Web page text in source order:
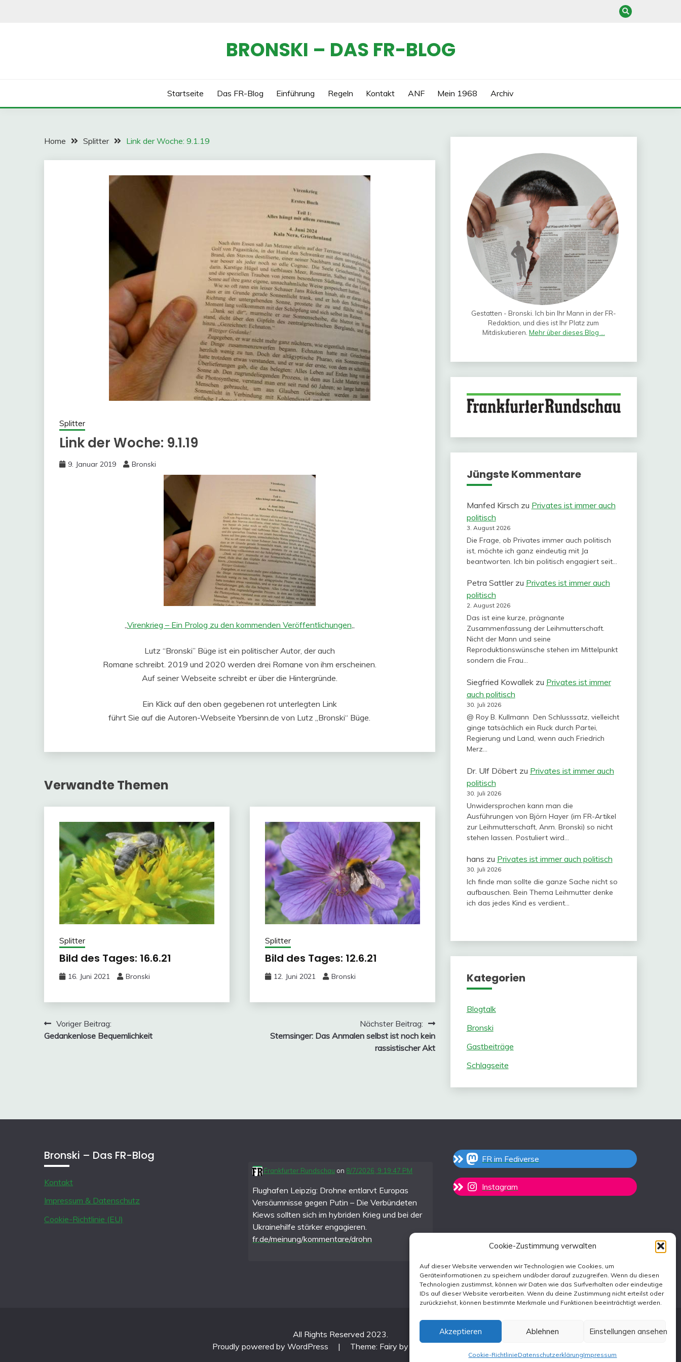
Cookie-Zustimmung verwalten
Auf dieser Website verwenden wir Technologien wie Cookies, um
Geräteinformationen zu speichern und/oder darauf zuzugreifen. Wenn du diesen
Technologien zustimmst, können wir Daten wie das Surfverhalten oder eindeutige
IDs auf dieser Website verarbeiten. Wenn du deine Zustimmung nicht erteilst oder
zurückziehst, können bestimmte Merkmale und Funktionen beeinträchtigt werden.
Akzeptieren Ablehnen Einstellungen ansehen
Cookie-RichtlinieDatenschutzerklärungImpressum
BRONSKI – DAS FR-BLOG
Startseite Das FR-Blog Einführung Regeln Kontakt ANF Mein 1968 Archiv
Home Splitter Link der Woche: 9.1.19
Splitter
Link der Woche: 9.1.19
9. Januar 2019 Bronski
Virenkrieg – Ein Prolog zu den kommenden Veröffentlichungen
Lutz “Bronski” Büge ist ein politischer Autor, der auch
Romane schreibt. 2019 und 2020 werden drei Romane von ihm erscheinen.
Auf seiner Webseite schreibt er über die Hintergründe.
Ein Klick auf den oben gegebenen rot unterlegten Link
führt Sie auf die Autoren-Webseite Ybersinn.de von Lutz „Bronski“ Büge.
Verwandte Themen
Splitter
Bild des Tages: 16.6.21
16. Juni 2021 Bronski
Splitter
Bild des Tages: 12.6.21
12. Juni 2021 Bronski
Beitragsnavigation
Voriger Beitrag:
Gedankenlose Bequemlichkeit
Nächster Beitrag:
Sternsinger: Das Anmalen selbst ist noch kein
rassistischer Akt
Gestatten - Bronski. Ich bin Ihr Mann in der FR-
Redaktion, und dies ist Ihr Platz zum
Mitdiskutieren. Mehr über dieses Blog ...
Jüngste Kommentare
Manfed Kirsch zu Privates ist immer auch
politisch
3. August 2026
Die Frage, ob Privates immer auch politisch
ist, möchte ich ganz eindeutig mit Ja
beantworten. Ich bin politisch engagiert seit…
Petra Sattlerzu Privates ist immer auch
politisch
2. August 2026
Das ist eine kurze, prägnante
Zusammenfassung der Leihmutterschaft.
Nicht der Mann und seine
Reproduktionswünsche stehen im Mittelpunkt
sondern die Frau…
Siegfried Kowallekzu Privates ist immer
auch politisch
30. Juli 2026
@ Roy B. Kullmann Den Schlusssatz, vielleicht
ginge tatsächlich ein Ruck durch Partei,
Regierung und Land, wenn auch Friedrich
Merz…
Dr. Ulf Döbertzu Privates ist immer auch
politisch
30. Juli 2026
Unwidersprochen kann man die
Ausführungen von Björn Hayer (im FR-Artikel
zur Leihmutterschaft, Anm. Bronski) so nicht
stehen lassen. Postuliert wird…
hans zu Privates ist immer auch politisch
30. Juli 2026
Ich finde man sollte die ganze Sache nicht so
aufbauschen. Bein Thema Leihmutter denke
ich das jedes Kind es verdient…
Kategorien
Blogtalk
Bronski
Gastbeiträge
Schlagseite
Bronski – Das FR-Blog
Kontakt
Impressum & Datenschutz
Cookie-Richtlinie (EU)
Frankfurter Rundschau on 8/7/2026, 9:19:47 PM
Flughafen Leipzig: Drohne entlarvt Europas
Versäumnisse gegen Putin – Die Verbündeten
Kiews sollten sich im hybriden Krieg und bei der
Ukrainehilfe stärker engagieren.
fr.de/meinung/kommentare/drohn
FR im Fediverse
Instagram
All Rights Reserved 2023.
Proudly powered by WordPress
| Theme: Fairy by Candid Themes.